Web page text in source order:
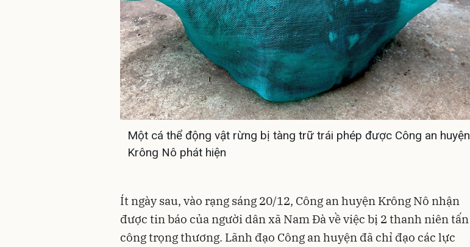
Một cá thể động vật rừng bị tàng trữ trái phép được Công an huyện
Krông Nô phát hiện
Ít ngày sau, vào rạng sáng 20/12, Công an huyện Krông Nô nhận
được tin báo của người dân xã Nam Đà về việc bị 2 thanh niên tấn
công trọng thương. Lãnh đạo Công an huyện đã chỉ đạo các lực